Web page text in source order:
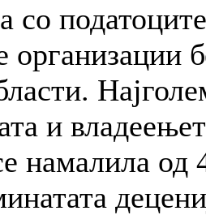
со
организации
и
намалила